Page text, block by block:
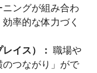
ングが組み合わ
率的な体力づく
イス）： 職場や
つながり」がで